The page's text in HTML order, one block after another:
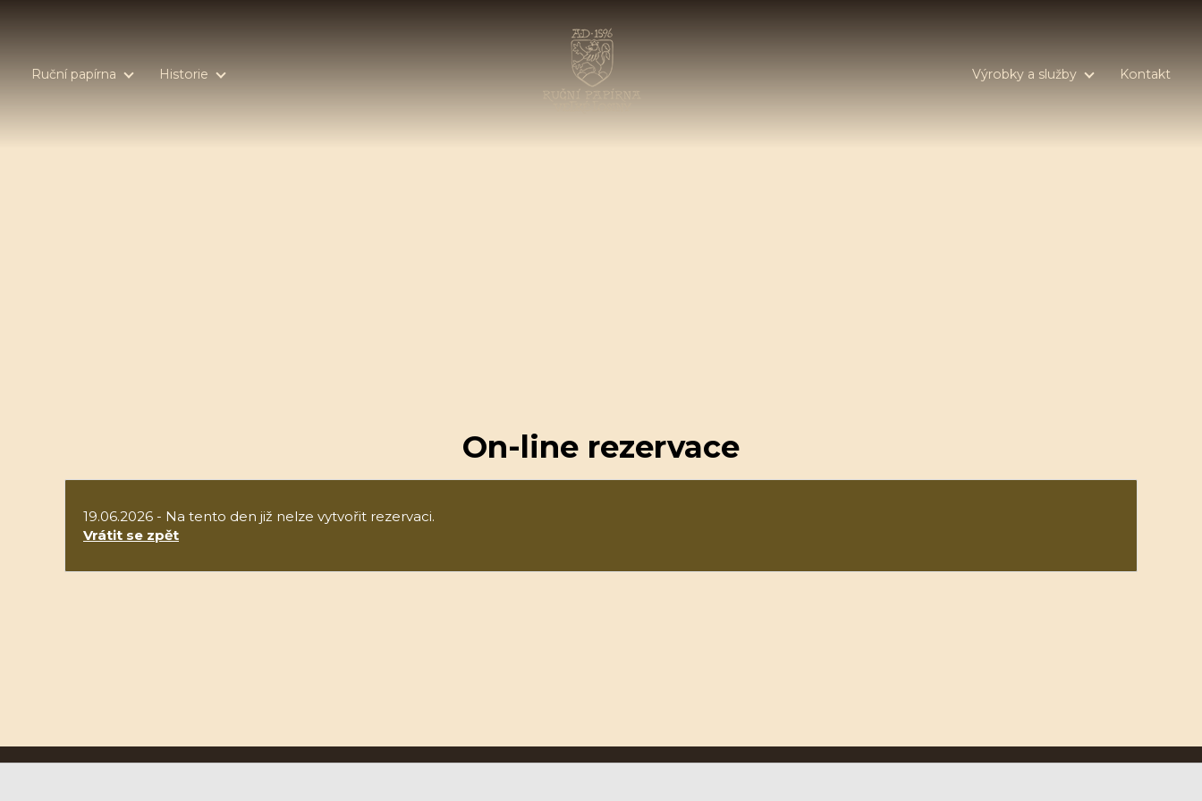
Ruční papírna Historie Výrobky a služby Kontakt
On-line rezervace
19.06.2026 - Na tento den již nelze vytvořit rezervaci.
Vrátit se zpět